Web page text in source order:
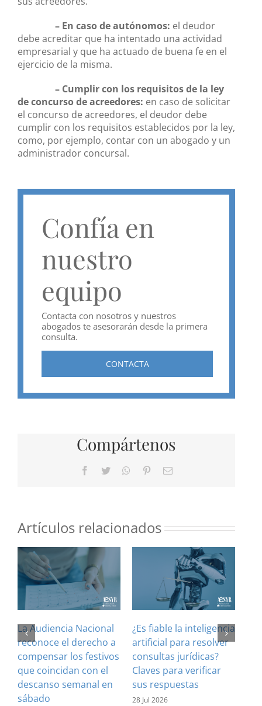
– En caso de autónomos: el deudor
debe acreditar que ha intentado una actividad
empresarial y que ha actuado de buena fe en el
ejercicio de la misma.
– Cumplir con los requisitos de la ley
de concurso de acreedores: en caso de solicitar
el concurso de acreedores, el deudor debe
cumplir con los requisitos establecidos por la ley,
como, por ejemplo, contar con un abogado y un
administrador concursal.
Confía en
nuestro
equipo
Contacta con nosotros y nuestros
abogados te asesorarán desde la primera
consulta.
CONTACTA
Compártenos
Facebook
Twitter WhatsApp
PinterestCorreo
Artículos relacionados
La Audiencia Nacional
reconoce el derecho a
compensar los festivos
que coincidan con el
descanso semanal en
sábado
¿Es fiable la inteligencia
artificial para resolver
consultas jurídicas?
Claves para verificar
sus respuestas
28 Jul 2026